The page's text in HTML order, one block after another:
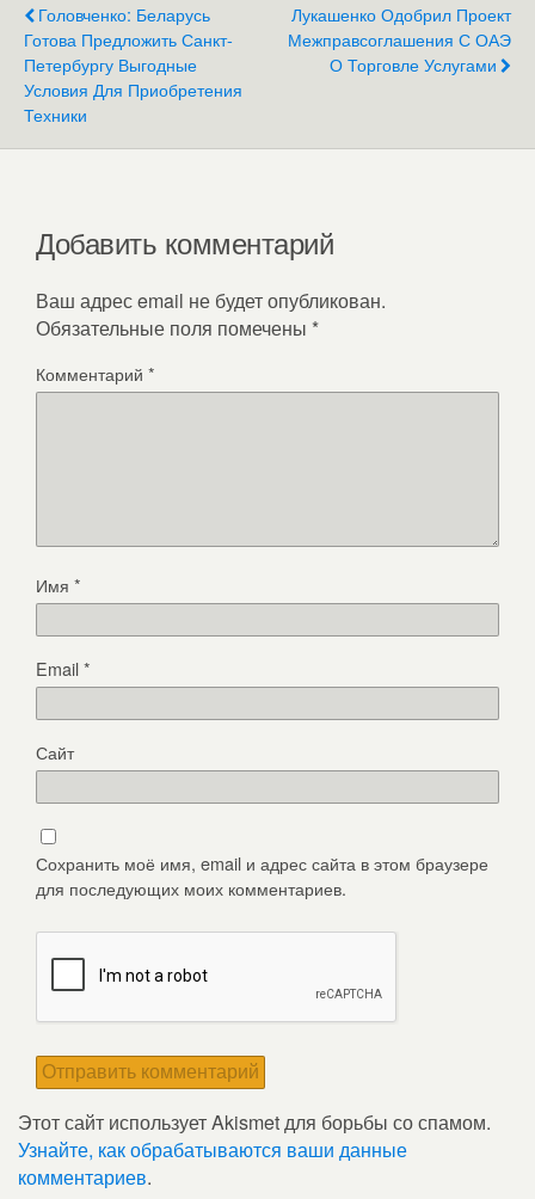
Головченко: Беларусь
Готова Предложить Санкт-
Петербургу Выгодные
Условия Для Приобретения
Техники
Лукашенко Одобрил Проект
Межправсоглашения С ОАЭ
О Торговле Услугами
Добавить комментарий
Ваш адрес email не будет опубликован.
Обязательные поля помечены *
Комментарий *
Имя *
Email*
Сайт
Сохранить моё имя, email и адрес сайта в этом браузере
для последующих моих комментариев.
Этот сайт использует Akismet для борьбы со спамом.
Узнайте, как обрабатываются ваши данные
комментариев.